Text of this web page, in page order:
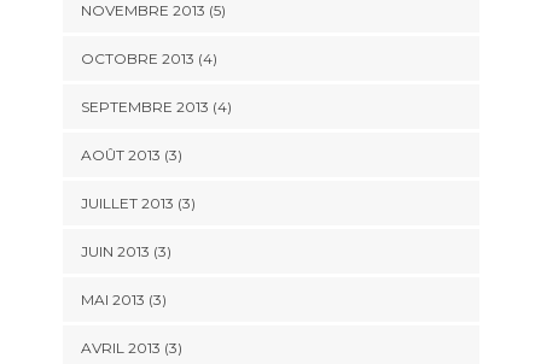
NOVEMBRE 2013 (5)
OCTOBRE 2013 (4)
SEPTEMBRE 2013 (4)
AOÛT 2013 (3)
JUILLET 2013 (3)
JUIN 2013 (3)
MAI 2013 (3)
AVRIL 2013 (3)